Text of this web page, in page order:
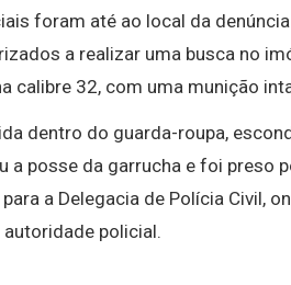
foram até ao local da
a realizar uma busca no
calibre 32, com uma munição
dentro do guarda-roupa,
a posse da garrucha e foi preso
a Delegacia de Polícia Civil,
policial.